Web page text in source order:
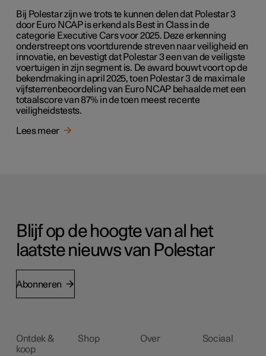
Bij Polestar zijn we trots te kunnen delen dat Polestar 3
door Euro NCAP is erkend als Best in Class in de
categorie Executive Cars voor 2025. Deze erkenning
onderstreept ons voortdurende streven naar veiligheid en
innovatie, en bevestigt dat Polestar 3 een van de veiligste
voertuigen in zijn segment is. De award bouwt voort op de
bekendmaking in april 2025, toen Polestar 3 de maximale
vijfsterrenbeoordeling van Euro NCAP behaalde met een
totaalscore van 87% in de toen meest recente
veiligheidstests.
Lees meer
Blijf op de hoogte van al het
laatste nieuws van Polestar
Abonneren
Ontdek &
koop
Shop Over Sociaal